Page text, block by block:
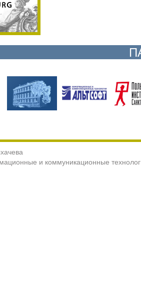
и коммуникационные